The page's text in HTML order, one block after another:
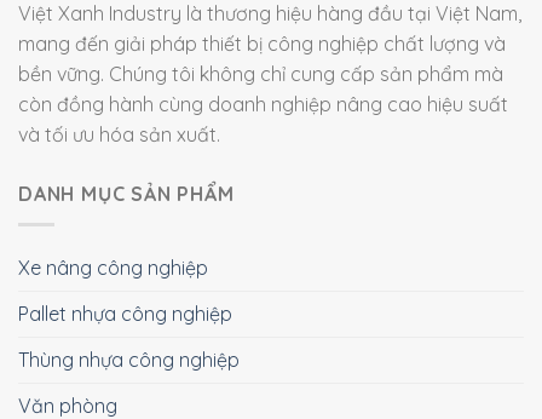
Việt Xanh Industry là thương hiệu hàng đầu tại Việt Nam,
mang đến giải pháp thiết bị công nghiệp chất lượng và
bền vững. Chúng tôi không chỉ cung cấp sản phẩm mà
còn đồng hành cùng doanh nghiệp nâng cao hiệu suất
và tối ưu hóa sản xuất.
DANH MỤC SẢN PHẨM
Xe nâng công nghiệp
Pallet nhựa công nghiệp
Thùng nhựa công nghiệp
Văn phòng